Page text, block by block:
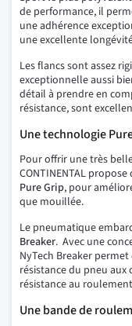
de performance, il
une adhérence
une excellente
Les flancs sont assez
exceptionnelle aussi
détail à prendre en
résistance, sont
Une technologie
Pour offrir une très
CONTINENTAL
Pure Grip, pour
que mouillée.
Le pneumatique
Breaker. Avec une
NyTech Breaker
résistance du pneu
résistance au
Une bande de